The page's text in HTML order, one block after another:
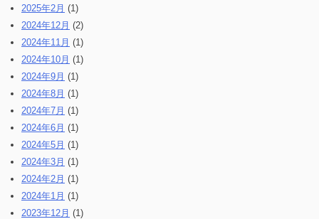
2025年2月 (1)
2024年12月 (2)
2024年11月 (1)
2024年10月 (1)
2024年9月 (1)
2024年8月 (1)
2024年7月 (1)
2024年6月 (1)
2024年5月 (1)
2024年3月 (1)
2024年2月 (1)
2024年1月 (1)
2023年12月 (1)